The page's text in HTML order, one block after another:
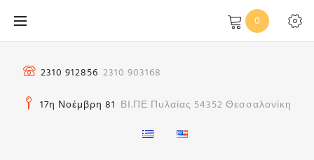
στο
0
2310 912856 2310 903168
17η Νοέμβρη 81 ΒΙ.ΠΕ Πυλαίας 54352 Θεσσαλονίκη